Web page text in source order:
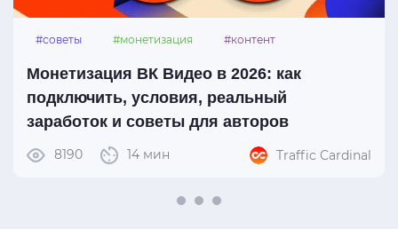
#советы #монетизация
#контент
Монетизация ВК Видео в 2026: как
подключить, условия, реальный
заработок и советы для авторов
8190 14 мин Traffic Cardinal